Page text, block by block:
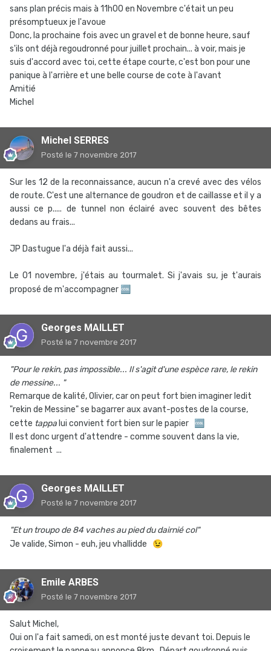
sans plan précis mais à 11h00 en Novembre c'était un peu
présomptueux je l'avoue
Donc, la prochaine fois avec un gravel et de bonne heure, sauf
s'ils ont déjà regoudronné pour juillet prochain... à voir, mais je
suis d'accord avec toi, cette étape courte, c'est bon pour une
panique à l'arrière et une belle course de cote à l'avant
Amitié
Michel
Michel SERRES
Posté le 7 novembre 2017
Sur les 12 de la reconnaissance, aucun n'a crevé avec des vélos
de route. C'est une alternance de goudron et de caillasse et il y a
aussi ce p..... de tunnel non éclairé avec souvent des bêtes
dedans au frais...
JP Dastugue l'a déjà fait aussi...
Le 01 novembre, j'étais au tourmalet. Si j'avais su, je t'aurais
proposé de m'accompagner 🆒
Georges MAILLET
Posté le 7 novembre 2017
"Pour le rekin, pas impossible... Il s'agit d'une espèce rare, le rekin
de messine... "
Remarque de kalité, Olivier, car on peut fort bien imaginer ledit
"rekin de Messine" se bagarrer aux avant-postes de la course,
cette tappa lui convient fort bien sur le papier 🆒
Il est donc urgent d'attendre - comme souvent dans la vie,
finalement ...
Georges MAILLET
Posté le 7 novembre 2017
"Et un troupo de 84 vaches au pied du dairnié col"
Je valide, Simon - euh, jeu vhallidde 😉
Emile ARBES
Posté le 7 novembre 2017
Salut Michel,
Oui on l'a fait samedi, on est monté juste devant toi. Depuis le